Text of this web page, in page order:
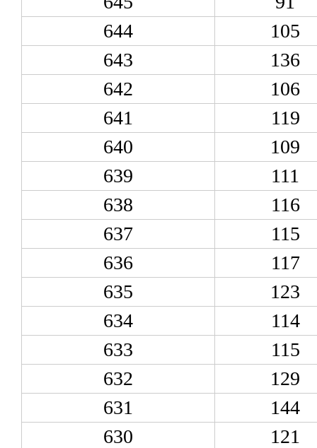
644
105
643
136
642
106
641
119
640
109
639
111
638
116
637
115
636
117
635
123
634
114
633
115
632
129
631
144
630
121